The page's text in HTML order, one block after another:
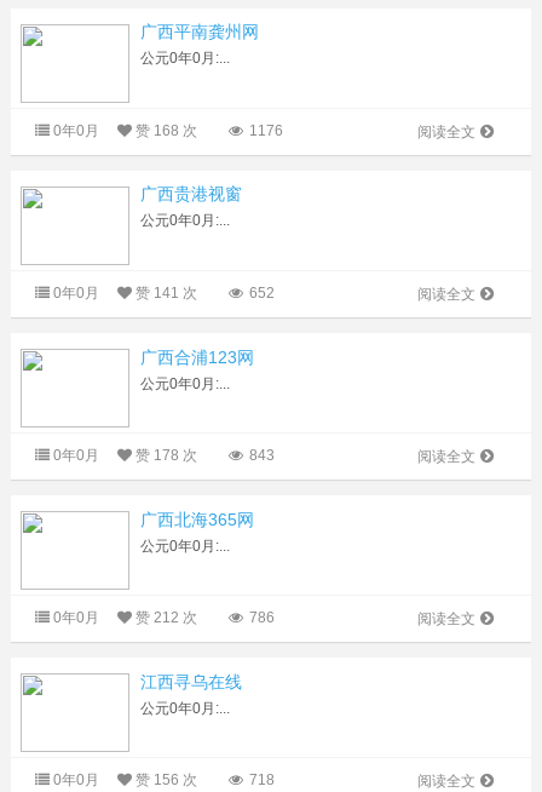
广西平南龚州网
公元0年0月:...
阅读全文
0年0月 赞 168 次 1176
广西贵港视窗
公元0年0月:...
阅读全文
0年0月 赞 141 次 652
广西合浦123网
公元0年0月:...
阅读全文
0年0月 赞 178 次 843
广西北海365网
公元0年0月:...
阅读全文
0年0月 赞212 次 786
江西寻乌在线
公元0年0月:...
阅读全文
0年0月 赞 156 次 718